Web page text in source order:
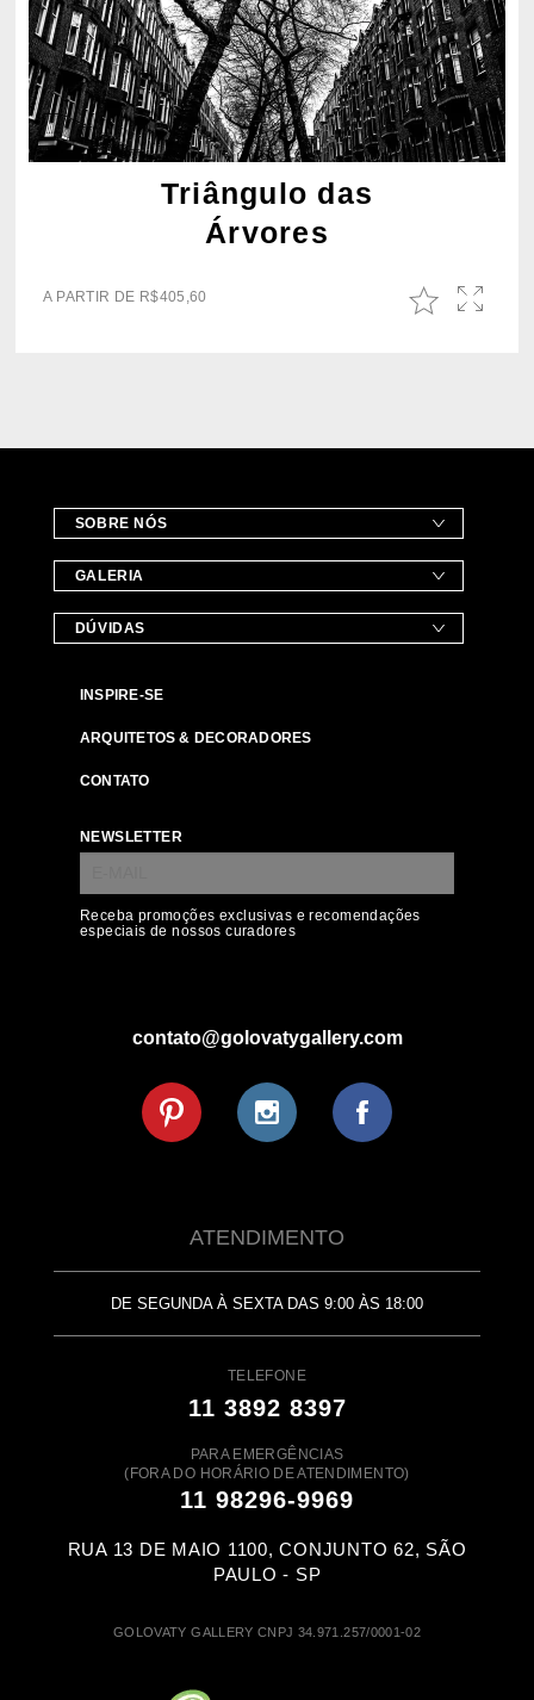
Triângulo das
Árvores
A PARTIR DE R$405,60
SOBRE NÓS
GALERIA
DÚVIDAS
INSPIRE-SE
ARQUITETOS & DECORADORES
CONTATO
NEWSLETTER
Receba promoções exclusivas e recomendações
especiais de nossos curadores
contato@golovatygallery.com
ATENDIMENTO
DE SEGUNDA À SEXTA DAS 9:00 ÀS 18:00
TELEFONE
11 3892 8397
PARA EMERGÊNCIAS
(FORA DO HORÁRIO DE ATENDIMENTO)
11 98296-9969
RUA 13 DE MAIO 1100, CONJUNTO 62, SÃO
PAULO - SP
GOLOVATY GALLERY CNPJ 34.971.257/0001-02